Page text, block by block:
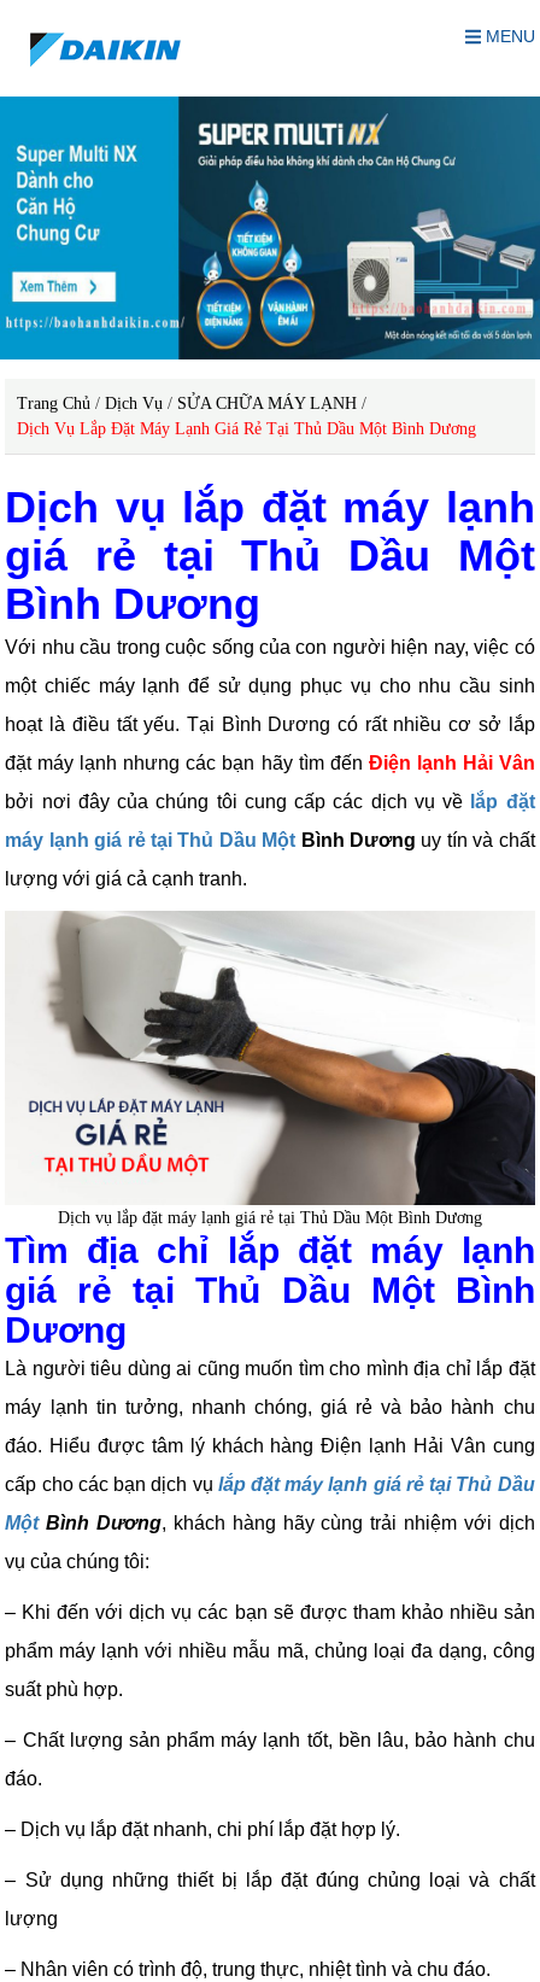
MENU
Trang Chủ /Dịch Vụ / SỬA CHỮA MÁY LẠNH /
Dịch Vụ Lắp Đặt Máy Lạnh Giá Rẻ Tại Thủ Dầu Một Bình Dương
Dịch vụ lắp đặt máy lạnh
giá rẻ tại Thủ Dầu Một
Bình Dương
Với nhu cầu trong cuộc sống của con người hiện nay, việc có
một chiếc máy lạnh để sử dụng phục vụ cho nhu cầu sinh
hoạt là điều tất yếu. Tại Bình Dương có rất nhiều cơ sở lắp
đặt máy lạnh nhưng các bạn hãy tìm đến Điện lạnh Hải Vân
bởi nơi đây của chúng tôi cung cấp các dịch vụ về lắp đặt
máy lạnh giá rẻ tại Thủ Dầu Một Bình Dương uy tín và chất
lượng với giá cả cạnh tranh.
Dịch vụ lắp đặt máy lạnh giá rẻ tại Thủ Dầu Một Bình Dương
Tìm địa chỉ lắp đặt máy lạnh
giá rẻ tại Thủ Dầu Một Bình
Dương
Là người tiêu dùng ai cũng muốn tìm cho mình địa chỉ lắp đặt
máy lạnh tin tưởng, nhanh chóng, giá rẻ và bảo hành chu
đáo. Hiểu được tâm lý khách hàng Điện lạnh Hải Vân cung
cấp cho các bạn dịch vụ lắp đặt máy lạnh giá rẻ tại Thủ Dầu
MộtBình Dương, khách hàng hãy cùng trải nhiệm với dịch
vụ của chúng tôi:
– Khi đến với dịch vụ các bạn sẽ được tham khảo nhiều sản
phẩm máy lạnh với nhiều mẫu mã, chủng loại đa dạng, công
suất phù hợp.
– Chất lượng sản phẩm máy lạnh tốt, bền lâu, bảo hành chu
đáo.
– Dịch vụ lắp đặt nhanh, chi phí lắp đặt hợp lý.
– Sử dụng những thiết bị lắp đặt đúng chủng loại và chất
lượng
– Nhân viên có trình độ, trung thực, nhiệt tình và chu đáo.